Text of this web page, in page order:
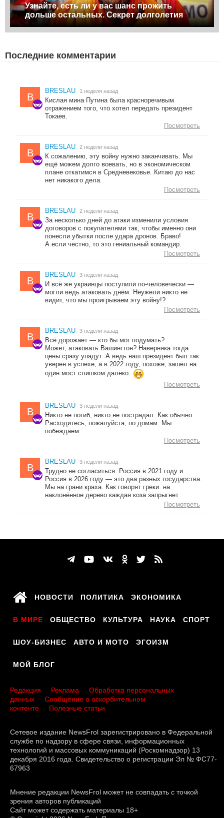
Узнайте, есть ли у вас шанс прожить
дольше остальных. Секрет долголетия
Последние комментарии
B
BRESLAU 1 неделя назад
Кислая мина Путина была красноречивым
отражением того, что хотел передать президент
Токаев.
Посмотреть
B
BRESLAU 2 недели назад
К сожалению, эту войну нужно заканчивать. Мы
ещё можем долго воевать, но в экономическом
плане откатимся в Средневековье. Китаю до нас
нет никакого дела.
Посмотреть
B
BRESLAU 2 недели назад
За несколько дней до атаки изменили условия
договоров с покупателями так, чтобы именно они
понесли убытки после удара дронов. Браво!
А если честно, то это гениальный командир.
Посмотреть
B
BRESLAU 3 недели назад
И всё же украинцы поступили по-человечески —
могли ведь атаковать днём. Неужели никто не
видит, что мы проигрываем эту войну!?
Посмотреть
B
BRESLAU 3 недели назад
Всё дорожает — кто бы мог подумать?
Может, атаковать Вашингтон? Наверняка тогда
цены сразу упадут. А ведь наш президент был так
уверен в успехе, а в 2022 году, похоже, зашёл на
один мост слишком далеко.
Посмотреть
B
BRESLAU 3 недели назад
Никто не погиб, никто не пострадал. Как обычно.
Расходитесь, пожалуйста, по домам. Мы
побеждаем.
Посмотреть
B
BRESLAU 3 недели назад
Трудно не согласиться. Россия в 2021 году и
Россия в 2026 году — это два разных государства.
Мы на грани краха. Как говорят греки: на
наклонённое дерево каждая коза запрыгнет.
Посмотреть
НОВОСТИ ПОЛИТИКА ЭКОНОМИКА
В МИРЕ ОБЩЕСТВО КУЛЬТУРА НАУКА СПОРТ
ШОУ-БИЗНЕС АВТО И МОТО ЭГОИЗМ
МОЙ БЛОГ
Редакция Реклама
Обработка персональных
данных
Сообщение о оскорбительном
контенте
Полезные статьи
Сетевое издание NewsFrol зарегистрировано в Федеральной
службе по надзору в сфере связи, информационных
технологий и массовых коммуникаций (Роскомнадзор) 13
декабря 2016 года. Свидетельство о регистрации Эл № ФС77-
67963
Мнение редакции NewsFrol может не совпадать с точкой
зрения авторов публикаций
Сайт может содержать материалы 18+